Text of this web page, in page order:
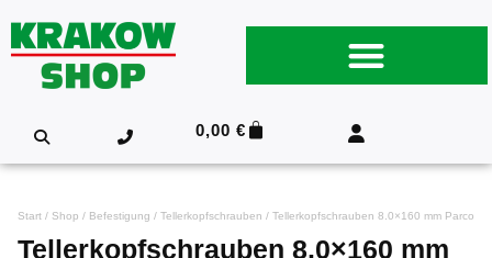
0,00€
Start / Shop / Befestigung / Tellerkopfschrauben / Tellerkopfschrauben 8.0×160 mm Parco
Tellerkopfschrauben 8.0×160 mm